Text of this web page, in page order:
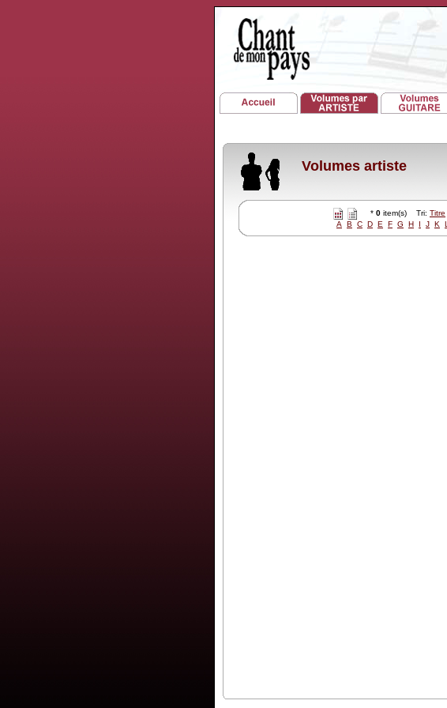
Volumes artiste
* 0 item(s) Tri: Titre
A
B C D E F G H I J K L